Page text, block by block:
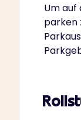
Um
parken